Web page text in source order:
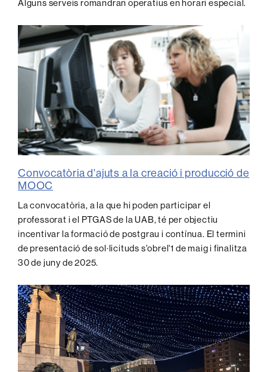
Alguns serveis romandran operatius en horari especial.
Convocatòria d'ajuts a la creació i producció de
MOOC
La convocatòria, a la que hi poden participar el
professorat i el PTGAS de la UAB, té per objectiu
incentivar la formació de postgrau i contínua. El termini
de presentació de sol·licituds s'obrel'1 de maig i finalitza
30 de juny de 2025.